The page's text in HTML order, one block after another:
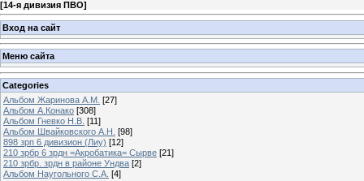
[14-я дивизия ПВО]
Вход на сайт
Меню сайта
Categories
Альбом Жаринова А.М. [27]
Альбом А.Конако [308]
Альбом Гневко Н.В. [11]
Альбом Швайковского А.Н. [98]
898 зрп 6 дивизион (Лиу) [12]
210 зрбр 6 зрдн =Акробатика= Сырве [21]
210 зрбр. зрдн в районе Ундва [2]
Альбом Наугольного С.А. [4]